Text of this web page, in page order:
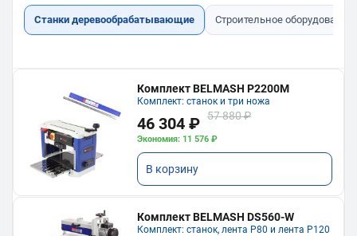
Станки деревообрабатывающие Строительное оборудование
Комплект BELMASH P2200M
Комплект: станок и три ножа
46 304 ₽ 57 880 ₽
Экономия: 11 576 ₽
В корзину
Комплект BELMASH DS560-W
Комплект: станок, лента P80 и лента P120